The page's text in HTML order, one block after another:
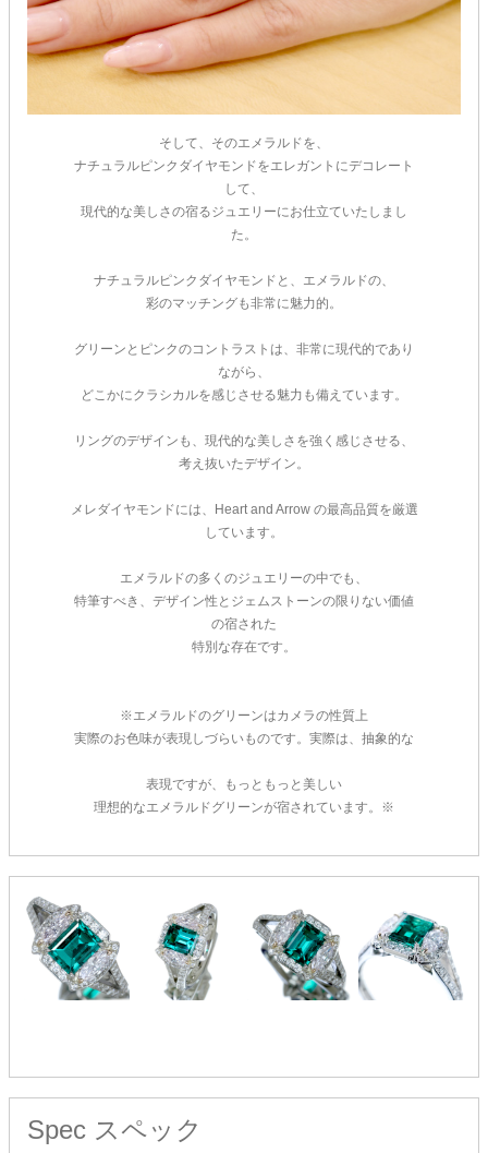
そして、そのエメラルドを、
ナチュラルピンクダイヤモンドをエレガントにデコレート
して、
現代的な美しさの宿るジュエリーにお仕立ていたしまし
た。
ナチュラルピンクダイヤモンドと、エメラルドの、
彩のマッチングも非常に魅力的。
グリーンとピンクのコントラストは、非常に現代的であり
ながら、
どこかにクラシカルを感じさせる魅力も備えています。
リングのデザインも、現代的な美しさを強く感じさせる、
考え抜いたデザイン。
メレダイヤモンドには、Heart and Arrow の最高品質を厳選
しています。
エメラルドの多くのジュエリーの中でも、
特筆すべき、デザイン性とジェムストーンの限りない価値
の宿された
特別な存在です。
※エメラルドのグリーンはカメラの性質上
実際のお色味が表現しづらいものです。実際は、抽象的な
表現ですが、もっともっと美しい
理想的なエメラルドグリーンが宿されています。※
Spec スペック
ご注文手続き
カートを見る
お買い物を続ける